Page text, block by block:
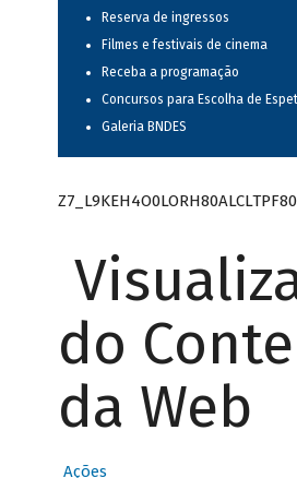
Reserva de ingressos
Filmes e festivais de cinema
Receba a programação
Concursos para Escolha de
Galeria BNDES
do
da Web
Ações